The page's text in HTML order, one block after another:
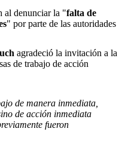
al denunciar la "falta de
" por parte de las autoridades
agradeció la invitación a la
de trabajo de acción
de manera inmediata,
de acción inmediata
fueron